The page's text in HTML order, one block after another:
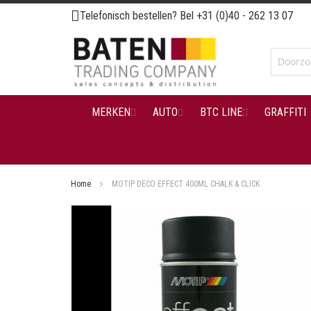
Ga
naar
de
inhoud
Telefonisch bestellen? Bel +31 (0)40 - 262 13 07
MERKEN AUTO BTC LINE GRAFFITI
Home MOTIP DECO EFFECT 400ML CHALK & CLICK